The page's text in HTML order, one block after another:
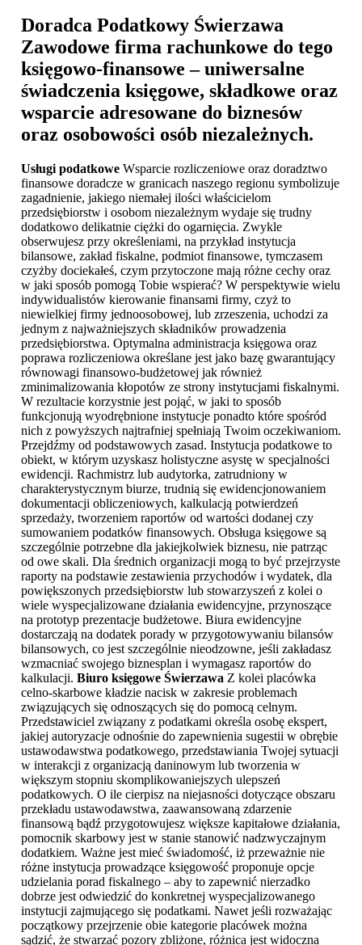
Doradca Podatkowy Świerzawa
Zawodowe firma rachunkowe do tego
księgowo-finansowe – uniwersalne
świadczenia księgowe, składkowe oraz
wsparcie adresowane do biznesów
oraz osobowości osób niezależnych.
Usługi podatkowe Wsparcie rozliczeniowe oraz doradztwo
finansowe doradcze w granicach naszego regionu symbolizuje
zagadnienie, jakiego niemałej ilości właścicielom
przedsiębiorstw i osobom niezależnym wydaje się trudny
dodatkowo delikatnie ciężki do ogarnięcia. Zwykle
obserwujesz przy określeniami, na przykład instytucja
bilansowe, zakład fiskalne, podmiot finansowe, tymczasem
czyżby dociekałeś, czym przytoczone mają różne cechy oraz
w jaki sposób pomogą Tobie wspierać? W perspektywie wielu
indywidualistów kierowanie finansami firmy, czyż to
niewielkiej firmy jednoosobowej, lub zrzeszenia, uchodzi za
jednym z najważniejszych składników prowadzenia
przedsiębiorstwa. Optymalna administracja księgowa oraz
poprawa rozliczeniowa określane jest jako bazę gwarantujący
równowagi finansowo-budżetowej jak również
zminimalizowania kłopotów ze strony instytucjami fiskalnymi.
W rezultacie korzystnie jest pojąć, w jaki to sposób
funkcjonują wyodrębnione instytucje ponadto które spośród
nich z powyższych najtrafniej spełniają Twoim oczekiwaniom.
Przejdźmy od podstawowych zasad. Instytucja podatkowe to
obiekt, w którym uzyskasz holistyczne asystę w specjalności
ewidencji. Rachmistrz lub audytorka, zatrudniony w
charakterystycznym biurze, trudnią się ewidencjonowaniem
dokumentacji obliczeniowych, kalkulacją potwierdzeń
sprzedaży, tworzeniem raportów od wartości dodanej czy
sumowaniem podatków finansowych. Obsługa księgowe są
szczególnie potrzebne dla jakiejkolwiek biznesu, nie patrząc
od owe skali. Dla średnich organizacji mogą to być przejrzyste
raporty na podstawie zestawienia przychodów i wydatek, dla
powiększonych przedsiębiorstw lub stowarzyszeń z kolei o
wiele wyspecjalizowane działania ewidencyjne, przynoszące
na prototyp prezentacje budżetowe. Biura ewidencyjne
dostarczają na dodatek porady w przygotowywaniu bilansów
bilansowych, co jest szczególnie nieodzowne, jeśli zakładasz
wzmacniać swojego biznesplan i wymagasz raportów do
kalkulacji. Biuro księgowe Świerzawa Z kolei placówka
celno-skarbowe kładzie nacisk w zakresie problemach
związujących się odnoszących się do pomocą celnym.
Przedstawiciel związany z podatkami określa osobę ekspert,
jakiej autoryzacje odnośnie do zapewnienia sugestii w obrębie
ustawodawstwa podatkowego, przedstawiania Twojej sytuacji
w interakcji z organizacją daninowym lub tworzenia w
większym stopniu skomplikowaniejszych ulepszeń
podatkowych. O ile cierpisz na niejasności dotyczące obszaru
przekładu ustawodawstwa, zaawansowaną zdarzenie
finansową bądź przygotowujesz większe kapitałowe działania,
pomocnik skarbowy jest w stanie stanowić nadzwyczajnym
dodatkiem. Ważne jest mieć świadomość, iż przeważnie nie
różne instytucja prowadzące księgowość proponuje opcje
udzielania porad fiskalnego – aby to zapewnić nierzadko
dobrze jest odwiedzić do konkretnej wyspecjalizowanego
instytucji zajmującego się podatkami. Nawet jeśli rozważając
początkowy przejrzenie obie kategorie placówek można
sądzić, że stwarzać pozory zbliżone, różnica jest widoczna